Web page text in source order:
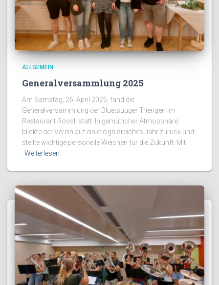
ALLGEMEIN
Generalversammlung 2025
Am Samstag, 26. April 2025, fand die
Generalversammlung der Bluetsuuger Triengen im
Restaurant Rössli statt. In gemütlicher Atmosphäre
blickte der Verein auf ein ereignisreiches Jahr zurück und
stellte wichtige personelle Weichen für die Zukunft. Mit
Weiterlesen